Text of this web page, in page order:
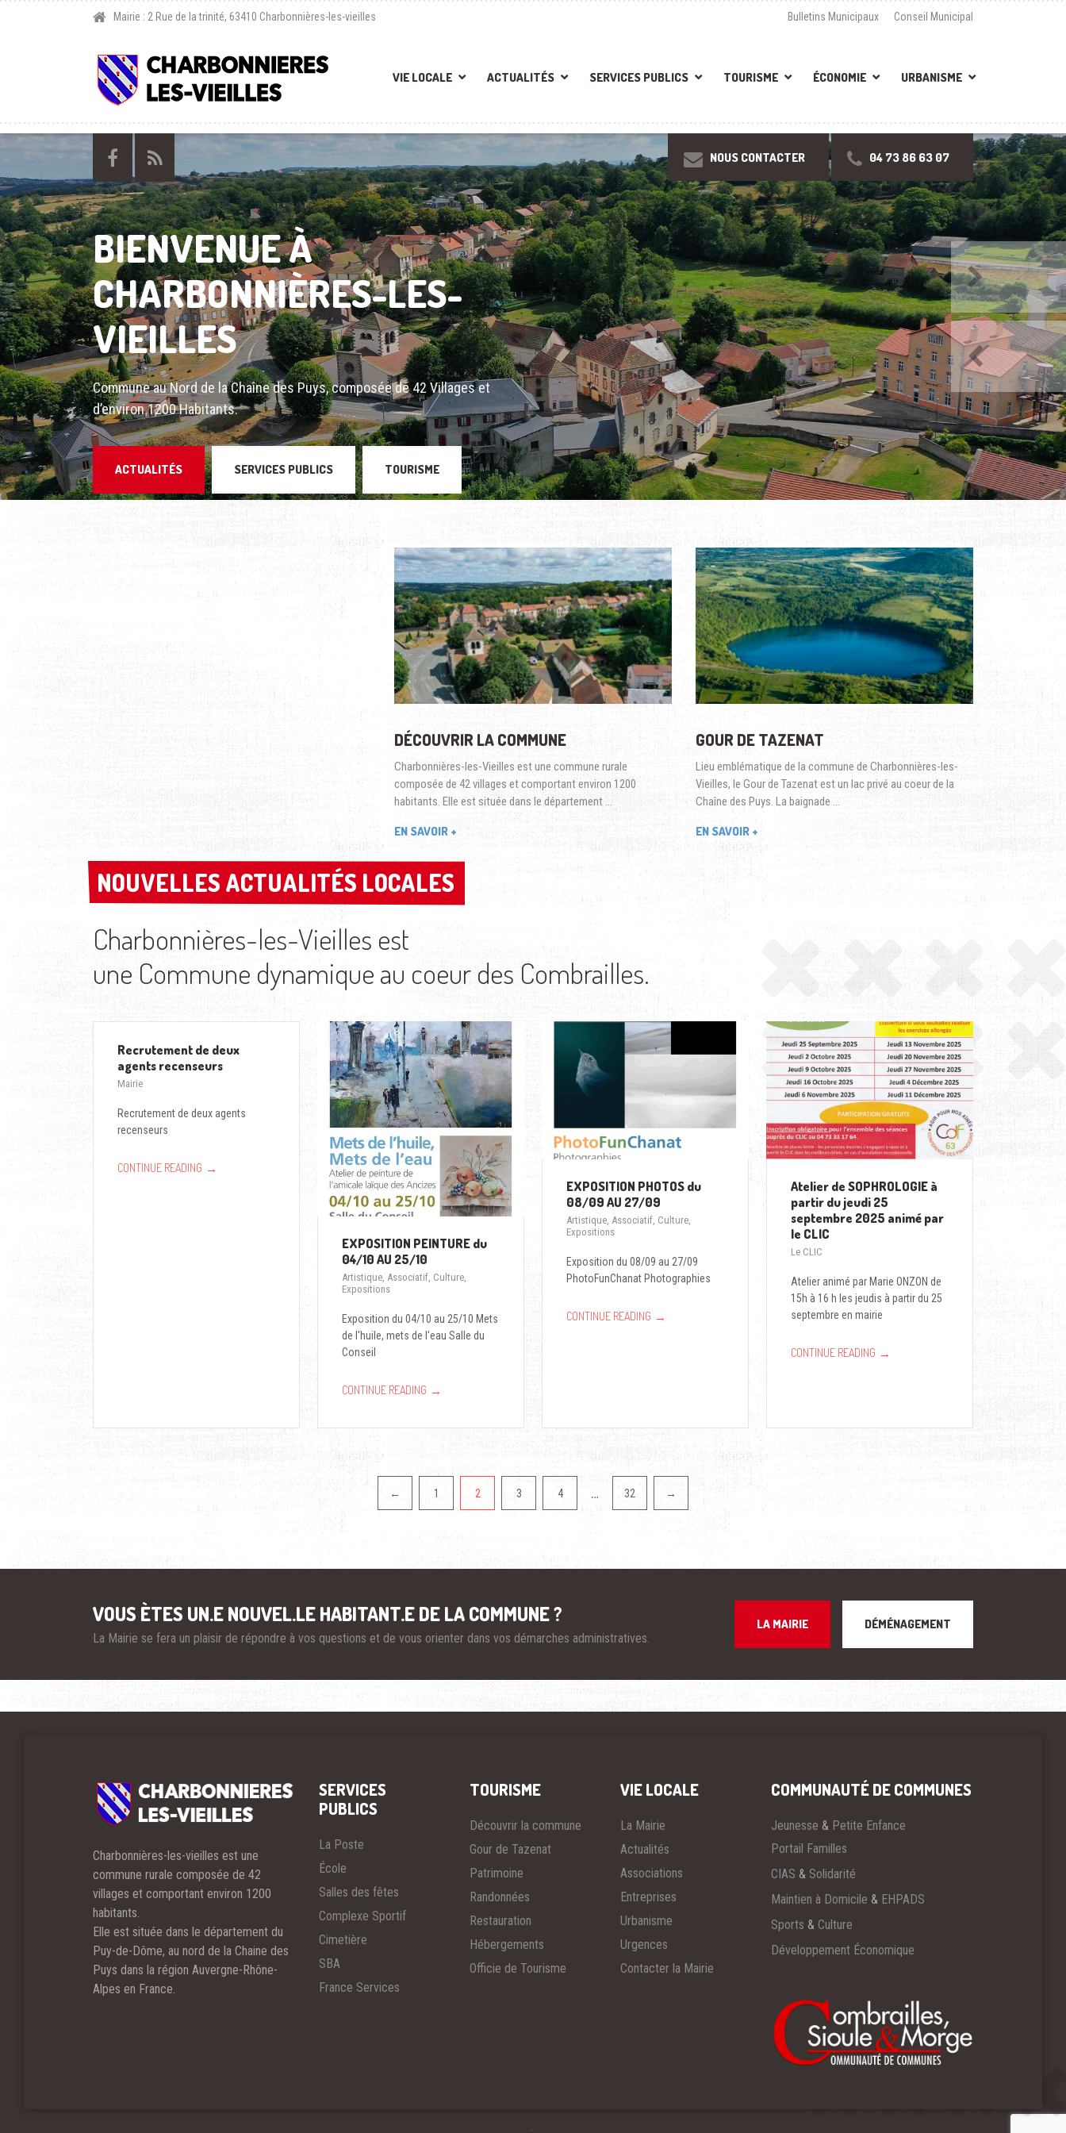
Mairie : 2 Rue de la trinité, 63410 Charbonnières-les-vieilles Bulletins Municipaux Conseil Municipal
VIE LOCALE ACTUALITÉS SERVICES PUBLICS TOURISME ÉCONOMIE URBANISME
NOUS CONTACTER 04 73 86 63 07
Précédent
Suivant
BIENVENUE À
CHARBONNIÈRES-LES-
VIEILLES
Commune au Nord de la Chaîne des Puys, composée de 42 Villages et
d’environ 1200 Habitants.
ACTUALITÉS SERVICES PUBLICS TOURISME
DÉCOUVRIR LA COMMUNE
Charbonnières-les-Vieilles est une commune rurale
composée de 42 villages et comportant environ 1200
habitants. Elle est située dans le département …
EN SAVOIR +
GOUR DE TAZENAT
Lieu emblématique de la commune de Charbonnières-les-
Vieilles, le Gour de Tazenat est un lac privé au coeur de la
Chaîne des Puys. La baignade …
EN SAVOIR +
NOUVELLES ACTUALITÉS LOCALES
NOUVELLES ACTUALITÉS LOCALES
Charbonnières-les-Vieilles est
une Commune dynamique au coeur des Combrailles.
Recrutement de deux
agents recenseurs
Mairie
Recrutement de deux agents
recenseurs
CONTINUE READING →
EXPOSITION PEINTURE du
04/10 AU 25/10
Artistique Associatif Culture
Expositions
Exposition du 04/10 au 25/10 Mets
de l'huile, mets de l'eau Salle du
Conseil
CONTINUE READING →
EXPOSITION PHOTOS du
08/09 AU 27/09
Artistique Associatif Culture
Expositions
Exposition du 08/09 au 27/09
PhotoFunChanat Photographies
CONTINUE READING →
Atelier de SOPHROLOGIE à
partir du jeudi 25
septembre 2025 animé par
le CLIC
Le CLIC
Atelier animé par Marie ONZON de
15h à 16 h les jeudis à partir du 25
septembre en mairie
CONTINUE READING →
← 1 2 3 4 … 32 →
VOUS ÈTES UN.E NOUVEL.LE HABITANT.E DE LA COMMUNE ?
La Mairie se fera un plaisir de répondre à vos questions et de vous orienter dans vos démarches administratives.
LA MAIRIE DÉMÉNAGEMENT
Charbonnières-les-vieilles est une
commune rurale composée de 42
villages et comportant environ 1200
habitants.
Elle est située dans le département du
Puy-de-Dôme, au nord de la Chaine des
Puys dans la région Auvergne-Rhône-
Alpes en France.
SERVICES
PUBLICS
La Poste
École
Salles des fêtes
Complexe Sportif
Cimetière
SBA
France Services
TOURISME
Découvrir la commune
Gour de Tazenat
Patrimoine
Randonnées
Restauration
Hébergements
Officie de Tourisme
VIE LOCALE
La Mairie
Actualités
Associations
Entreprises
Urbanisme
Urgences
Contacter la Mairie
COMMUNAUTÉ DE COMMUNES
Jeunesse & Petite Enfance
Portail Familles
CIAS & Solidarité
Maintien à Domicile & EHPADS
Sports & Culture
Développement Économique